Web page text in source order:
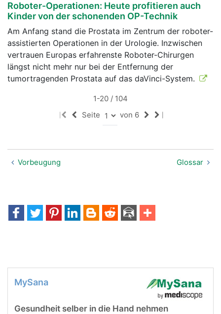
Roboter-Operationen: Heute profitieren auch
Kinder von der schonenden OP-Technik
Am Anfang stand die Prostata im Zentrum der roboter-
assistierten Operationen in der Urologie. Inzwischen
vertrauen Europas erfahrenste Roboter-Chirurgen
längst nicht mehr nur bei der Entfernung der
tumortragenden Prostata auf das daVinci-System.
1-20 / 104
Seite von 6
Vorbeugung Glossar
MySana
Gesundheit selber in die Hand nehmen